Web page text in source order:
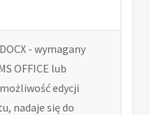
- wymagany
OFFICE lub
edycji
nadaje się do